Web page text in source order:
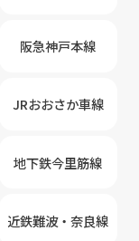
阪急神戸本線
JRおおさか車線
地下鉄今里筋線
近鉄難波・奈良線